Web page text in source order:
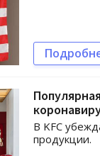
В KFC
продукции.